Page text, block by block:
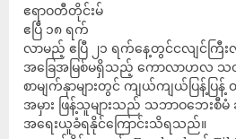
ဧရာဝတီတိုင်းမ်
ဧပြီ ၁၈ ရက်
လာမည့် ဧပြီ ၂၁ ရက်နေ့တွင်ငလျင်
အခြေအမြစ်မရှိသည့် ကောလာဟလ သ
စာမျက်နှာများတွင် ကျယ်ကျယ်ပြန့်ပြန့်
အမှား ဖြန့်သူများသည် သဘာဝဘေးစီမံ
အရေးယူခံရနိုင်ကြောင်းသိရသည်။